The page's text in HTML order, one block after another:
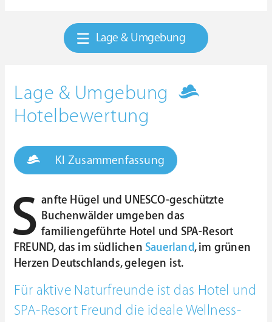
Lage & Umgebung
Lage & Umgebung
Hotelbewertung
KI Zusammenfassung
S anfte Hügel und UNESCO-geschützte
Buchenwälder umgeben das
familiengeführte Hotel und SPA-Resort
FREUND, das im südlichen Sauerland, im grünen
Herzen Deutschlands, gelegen ist.
Für aktive Naturfreunde ist das Hotel und
SPA-Resort Freund die ideale Wellness-